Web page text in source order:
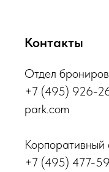
Контакты
Отдел
+7 (495) 926-
park.com
Корпоративный
+7 (495) 477-